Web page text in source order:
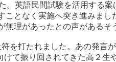
英語民間試験を活用する案
となく実施へ突き進みまし
理があったとの声があるそ
を打たれました。あの発言
て振り回されてきた高２生